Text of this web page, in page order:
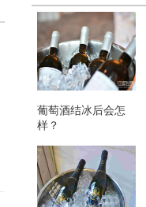
葡萄酒结冰后会怎
样？